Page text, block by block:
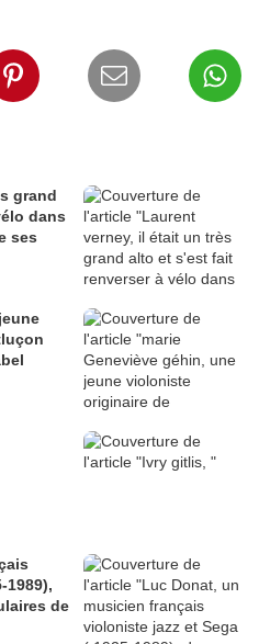
grand
dans
ses
1989),
de